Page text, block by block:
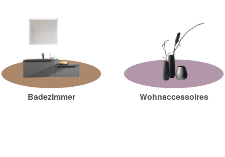
Badezimmer Wohnaccessoires